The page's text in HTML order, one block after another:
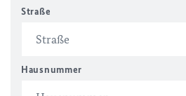
Straße
Hausnummer